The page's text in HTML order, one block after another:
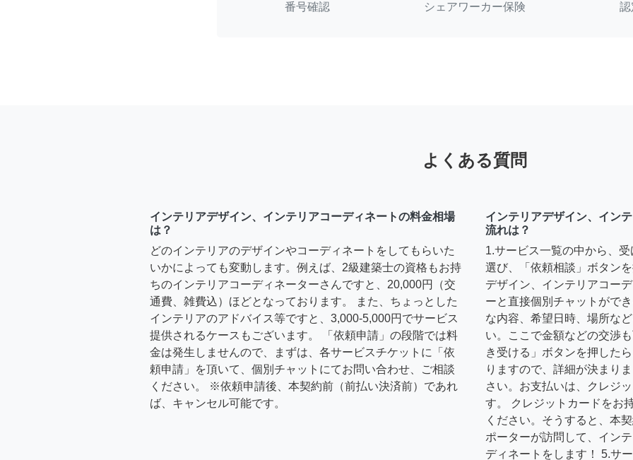
番号確認 シェアワーカー保険
よくある質問
インテリアデザイン、インテリアコーディネートの料金相場
は？
どのインテリアのデザインやコーディネートをしてもらいた
いかによっても変動します。例えば、2級建築士の資格もお持
ちのインテリアコーディネーターさんですと、20,000円（交
通費、雑費込）ほどとなっております。 また、ちょっとした
インテリアのアドバイス等ですと、3,000-5,000円でサービス
提供されるケースもございます。 「依頼申請」の段階では料
金は発生しませんので、まずは、各サービスチケットに「依
頼申請」を頂いて、個別チャットにてお問い合わせ、ご相談
ください。 ※依頼申請後、本契約前（前払い決済前）であれ
ば、キャンセル可能です。
インテリアデザイン、イン
流れは？
1.サービス一覧の中から、
選び、「依頼相談」ボタン
デザイン、インテリアコー
ーと直接個別チャットがで
な内容、希望日時、場所な
い。ここで金額などの交渉
き受ける」ボタンを押した
りますので、詳細が決まり
さい。お支払いは、クレジ
す。 クレジットカードをお
ください。そうすると、本
ポーターが訪問して、イン
ディネートをします！ 5.サ